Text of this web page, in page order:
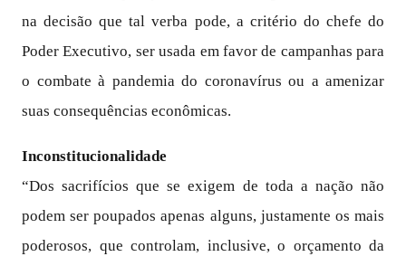
na decisão que tal verba pode, a critério do chefe do
Poder Executivo, ser usada em favor de campanhas para
o combate à pandemia do coronavírus ou a amenizar
suas consequências econômicas.
Inconstitucionalidade
“Dos sacrifícios que se exigem de toda a nação não
podem ser poupados apenas alguns, justamente os mais
poderosos, que controlam, inclusive, o orçamento da